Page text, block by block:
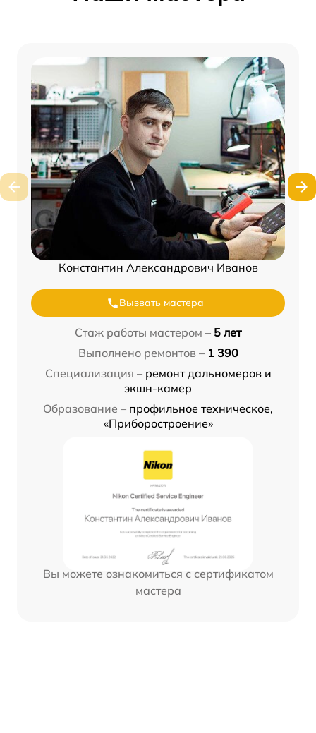
Константин Александрович Иванов
Вызвать мастера
Стаж работы мастером – 5 лет
Выполнено ремонтов – 1 390
Специализация – ремонт дальномеров и
экшн-камер
Образование – профильное техническое,
«Приборостроение»
Вы можете ознакомиться с сертификатом
мастера